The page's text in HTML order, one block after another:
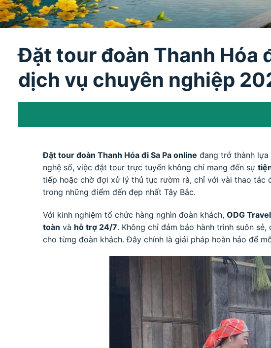
Đặt tour đoàn Thanh Hóa
dịch vụ chuyên nghiệp
Đặt tour đoàn Thanh Hóa đi Sa Pa online đang trở thành
nghệ số, việc đặt tour trực tuyến không chỉ mang đến sự
tiếp hoặc chờ đợi xử lý thủ tục rườm rà, chỉ với vài thao tác
trong những điểm đến đẹp nhất Tây Bắc.
Với kinh nghiệm tổ chức hàng nghìn đoàn khách, ODG Travel
toàn và hỗ trợ 24/7. Không chỉ đảm bảo hành trình suôn
cho từng đoàn khách. Đây chính là giải pháp hoàn hảo để